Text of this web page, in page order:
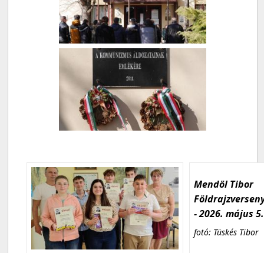
Mendöl Tibor
- 2026. május 5.
fotó: Tüskés Tibor